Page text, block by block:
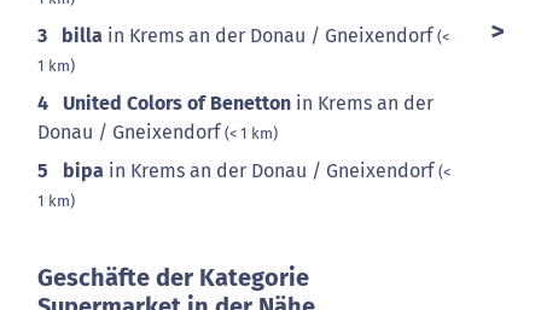
3 billa in Krems an der Donau / Gneixendorf(<
1 km)
4 United Colors of Benetton in Krems an der
Donau / Gneixendorf(< 1 km)
5 bipa in Krems an der Donau / Gneixendorf(<
1 km)
Geschäfte der Kategorie